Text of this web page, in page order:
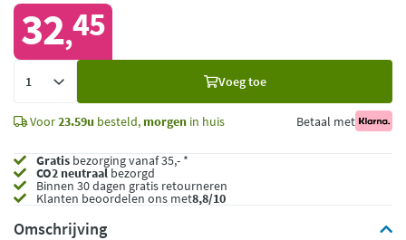
32,45
Voeg toe
Voor23.59u besteld, morgen in huis Betaal met
Gratis bezorging vanaf 35,- *
CO2 neutraalbezorgd
Binnen 30 dagen gratis retourneren
Klanten beoordelen ons met8,8/10
Omschrijving